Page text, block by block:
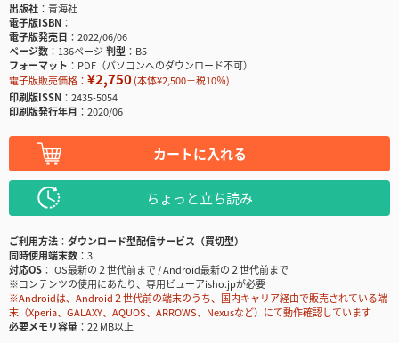
出版社
青海社
電子版ISBN
電子版発売日
2022/06/06
ページ数
136ページ判型
B5
フォーマット
PDF（パソコンへのダウンロード不可）
電子版販売価格： ¥2,750(本体¥2,500＋税10％)
印刷版ISSN
2435-5054
印刷版発行年月
2020/06
カートに入れる
ちょっと立ち読み
ご利用方法
ダウンロード型配信サービス（買切型）
同時使用端末数
3
対応OS
iOS最新の２世代前まで / Android最新の２世代前まで
※コンテンツの使用にあたり、専用ビューアisho.jpが必要
※Androidは、Android２世代前の端末のうち、国内キャリア経由で販売されている端
末（Xperia、GALAXY、AQUOS、ARROWS、Nexusなど）にて動作確認しています
必要メモリ容量
22 MB以上